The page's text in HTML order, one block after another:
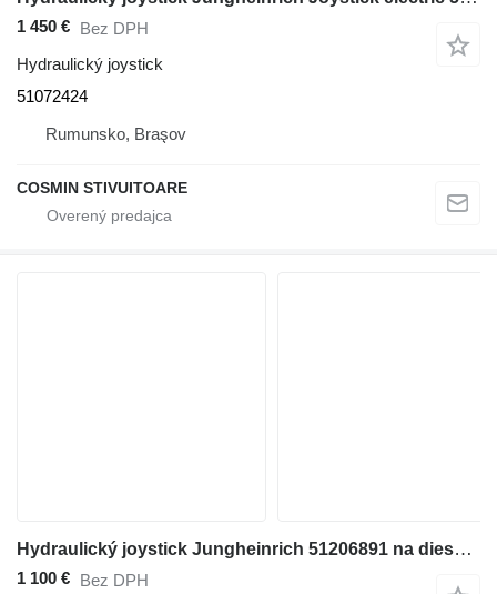
1 450 € Bez DPH
Hydraulický joystick
51072424
Rumunsko, Braşov
COSMIN STIVUITOARE
Hydraulický joystick Jungheinrich 51206891 na dieselového vysokozdvižného vozíka
1 100 € Bez DPH